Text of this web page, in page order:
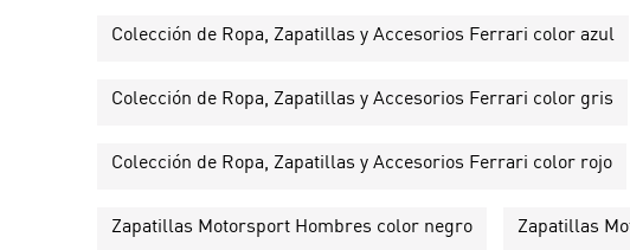
Colección de Ropa, Zapatillas y Accesorios Ferrari color azul
Colección de Ropa, Zapatillas y Accesorios Ferrari color gris
Colección de Ropa, Zapatillas y Accesorios Ferrari color rojo
Zapatillas Motorsport Hombres color negro Zapatillas